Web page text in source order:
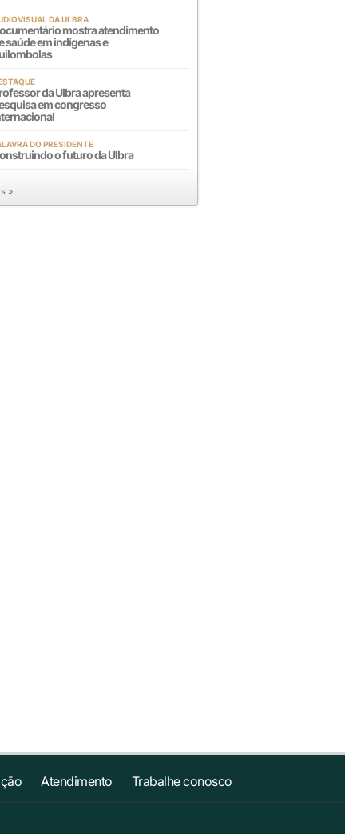
DA ULBRA
mostra atendimento
saúde em indígenas e
da Ulbra apresenta
em congresso
DO PRESIDENTE
o futuro da Ulbra
»
Atendimento Trabalhe conosco